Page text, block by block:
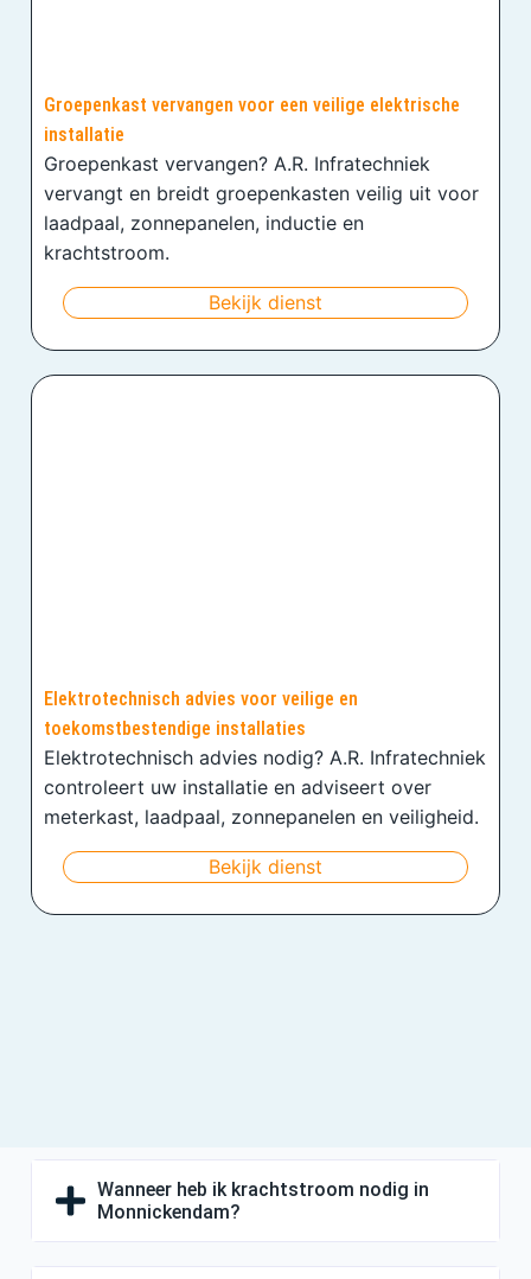
Groepenkast vervangen voor een veilige elektrische
installatie
Groepenkast vervangen? A.R. Infratechniek
vervangt en breidt groepenkasten veilig uit voor
laadpaal, zonnepanelen, inductie en
krachtstroom.
Bekijk dienst
Elektrotechnisch advies voor veilige en
toekomstbestendige installaties
Elektrotechnisch advies nodig? A.R. Infratechniek
controleert uw installatie en adviseert over
meterkast, laadpaal, zonnepanelen en veiligheid.
Bekijk dienst
Wanneer heb ik krachtstroom nodig in
Monnickendam?